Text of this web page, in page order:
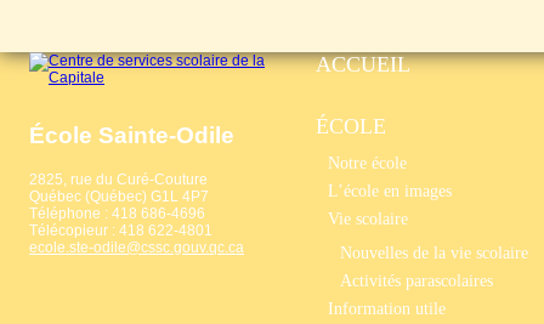
École Sainte-Odile
2825, rue du Curé-Couture
Québec (Québec) G1L 4P7
Téléphone : 418 686-4696
Télécopieur : 418 622-4801
ecole.ste-odile@cssc.gouv.qc.ca
ACCUEIL
ÉCOLE
Notre école
L’école en images
Vie scolaire
Nouvelles de la vie scolaire
Activités parascolaires
Information utile